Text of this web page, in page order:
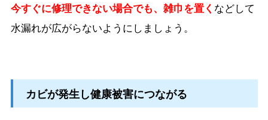
今すぐに修理できない場合でも、雑巾を置く などして
水漏れが広がらないようにしましょう。
カビが発生し健康被害につながる